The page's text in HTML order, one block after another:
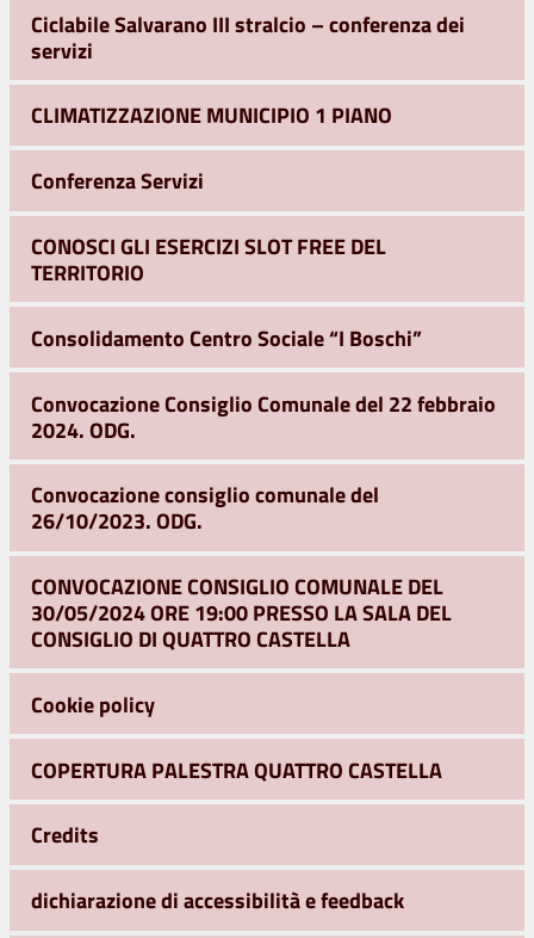
Ciclabile Salvarano III stralcio – conferenza dei
servizi
CLIMATIZZAZIONE MUNICIPIO 1 PIANO
Conferenza Servizi
CONOSCI GLI ESERCIZI SLOT FREE DEL
TERRITORIO
Consolidamento Centro Sociale “I Boschi”
Convocazione Consiglio Comunale del 22 febbraio
2024. ODG.
Convocazione consiglio comunale del
26/10/2023. ODG.
CONVOCAZIONE CONSIGLIO COMUNALE DEL
30/05/2024 ORE 19:00 PRESSO LA SALA DEL
CONSIGLIO DI QUATTRO CASTELLA
Cookie policy
COPERTURA PALESTRA QUATTRO CASTELLA
Credits
dichiarazione di accessibilità e feedback